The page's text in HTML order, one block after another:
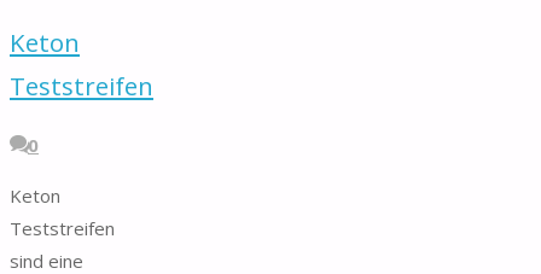
Keton
Teststreifen
0
Keton
Teststreifen
sind eine